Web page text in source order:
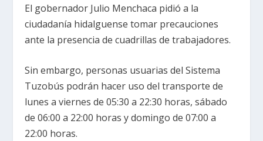
El gobernador Julio Menchaca pidió a la
ciudadanía hidalguense tomar precauciones
ante la presencia de cuadrillas de trabajadores.
Sin embargo, personas usuarias del Sistema
Tuzobús podrán hacer uso del transporte de
lunes a viernes de 05:30 a 22:30 horas, sábado
de 06:00 a 22:00 horas y domingo de 07:00 a
22:00 horas.